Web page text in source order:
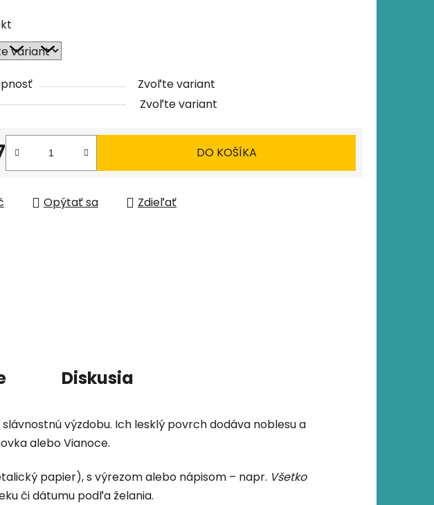
Zvoľte variant
Zvoľte variant
cena:
DO KOŠÍKA
Opýtať sa Zdieľať
Diskusia
výzdobu. Ich lesklý povrch dodáva noblesu a
alebo Vianoce.
papier), s výrezom alebo nápisom – napr. Všetko
či dátumu podľa želania.